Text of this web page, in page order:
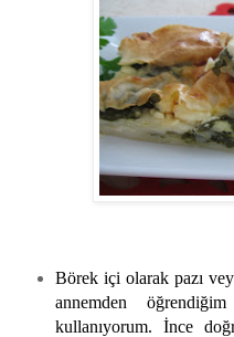
Börek içi olarak pazı
annemden
kullanıyorum. İnce